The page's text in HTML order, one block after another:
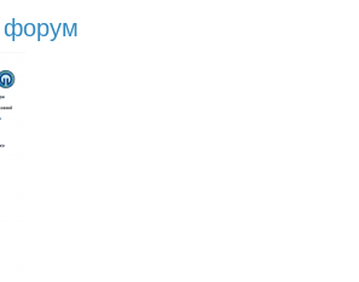
форум